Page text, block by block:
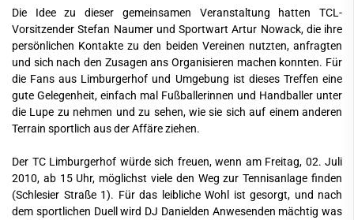
Die Idee zu dieser gemeinsamen Veranstaltung hatten TCL-
Vorsitzender Stefan Naumer und Sportwart Artur Nowack, die ihre
persönlichen Kontakte zu den beiden Vereinen nutzten, anfragten
und sich nach den Zusagen ans Organisieren machen konnten. Für
die Fans aus Limburgerhof und Umgebung ist dieses Treffen eine
gute Gelegenheit, einfach mal Fußballerinnen und Handballer unter
die Lupe zu nehmen und zu sehen, wie sie sich auf einem anderen
Terrain sportlich aus der Affäre ziehen.
Der TC Limburgerhof würde sich freuen, wenn am Freitag, 02. Juli
2010, ab 15 Uhr, möglichst viele den Weg zur Tennisanlage finden
(Schlesier Straße 1). Für das leibliche Wohl ist gesorgt, und nach
dem sportlichen Duell wird DJ Danielden Anwesenden mächtig was